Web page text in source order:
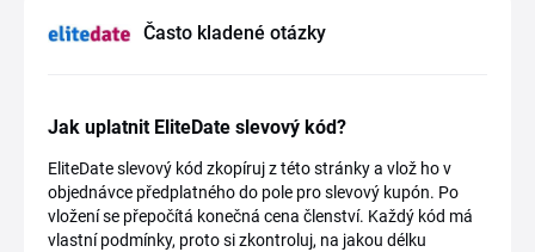
Často kladené otázky
Jak uplatnit EliteDate slevový kód?
EliteDate slevový kód zkopíruj z této stránky a vlož ho v
objednávce předplatného do pole pro slevový kupón. Po
vložení se přepočítá konečná cena členství. Každý kód má
vlastní podmínky, proto si zkontroluj, na jakou délku